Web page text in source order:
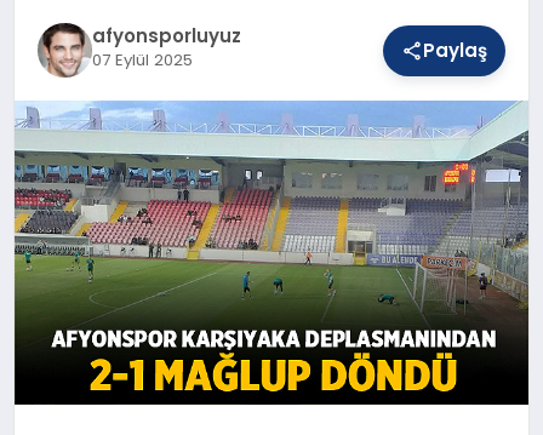
BASKETBOL
afyonsporluyuz
07 Eylül 2025 Paylaş